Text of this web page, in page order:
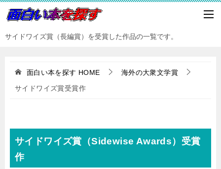
サイドワイズ賞（長編賞）を受賞した作品の一覧です。
面白い本を探す HOME
海外の大衆文学賞
サイドワイズ賞受賞作
サイドワイズ賞（Sidewise Awards）受賞
作